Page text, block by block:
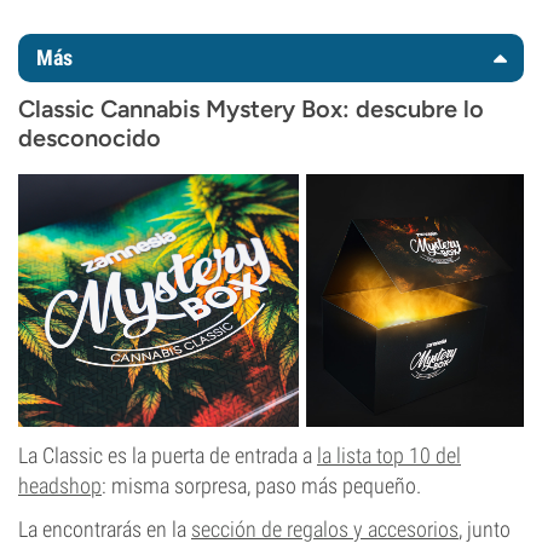
Más
Classic Cannabis Mystery Box: descubre lo
desconocido
La Classic es la puerta de entrada a la lista top 10 del
headshop: misma sorpresa, paso más pequeño.
La encontrarás en la sección de regalos y accesorios, junto